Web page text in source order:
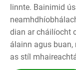
linnte. Bainimid
dian ar cháilíocht
álainn agus
as stíl